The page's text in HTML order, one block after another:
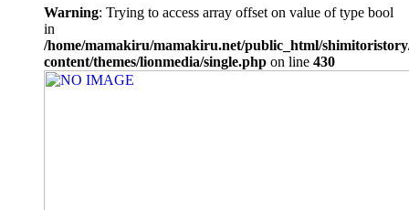
Warning: Trying to access array offset on value of type bool
in
/home/mamakiru/mamakiru.net/public_html/
content/themes/lionmedia/single.php on line 430